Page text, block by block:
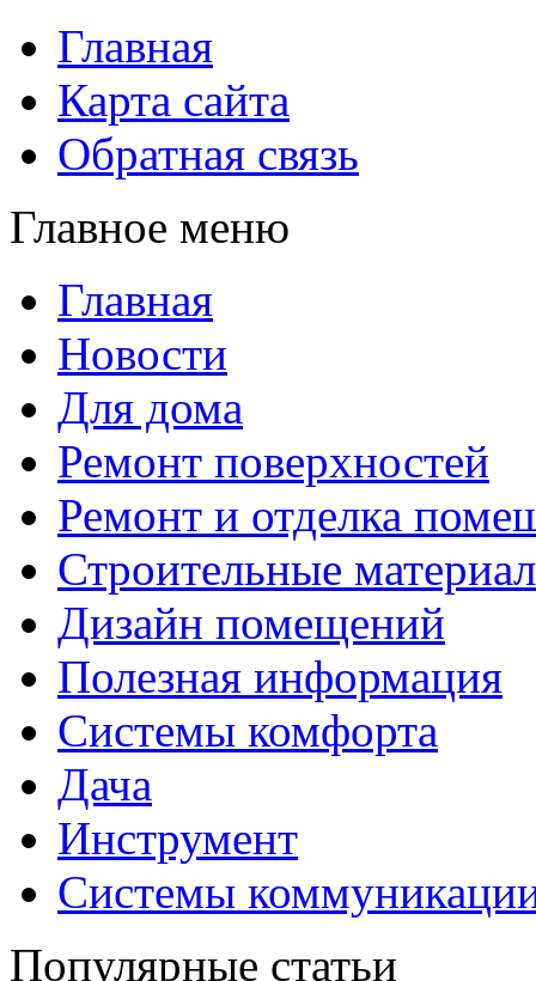
Главная
Карта сайта
Обратная связь
Главное меню
Главная
Новости
Для дома
Ремонт поверхностей
Ремонт и отделка
Строительные
Дизайн помещений
Полезная информация
Системы комфорта
Дача
Инструмент
Системы
Популярные статьи